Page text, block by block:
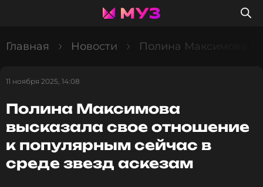
Главная Новости Полина Максимова
11 ноября 2025, 14:08
Полина Максимова
высказала свое отношение
к популярным сейчас в
среде звезд аскезам